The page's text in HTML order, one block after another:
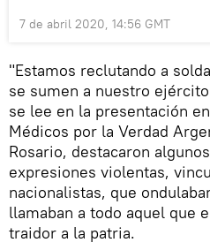
7 de abril 2020, 14:56 GMT
"Estamos reclutando a
se sumen a nuestro
se lee en la presentación
Médicos por la Verdad
Rosario, destacaron
expresiones violentas,
nacionalistas, que
llamaban a todo aquel que
traidor a la patria.